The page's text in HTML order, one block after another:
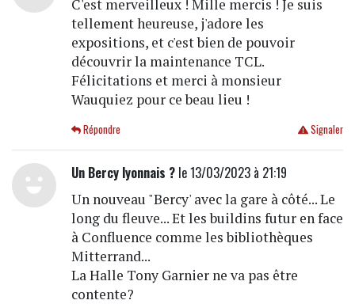
C'est merveilleux ! Mille mercis ! Je suis
tellement heureuse, j'adore les
expositions, et c'est bien de pouvoir
découvrir la maintenance TCL.
Félicitations et merci à monsieur
Wauquiez pour ce beau lieu !
Signaler
Répondre
Un Bercy lyonnais ?le 13/03/2023 à 21:19
Un nouveau "Bercy' avec la gare à côté... Le
long du fleuve... Et les buildins futur en face
à Confluence comme les bibliothèques
Mitterrand...
La Halle Tony Garnier ne va pas être
contente?